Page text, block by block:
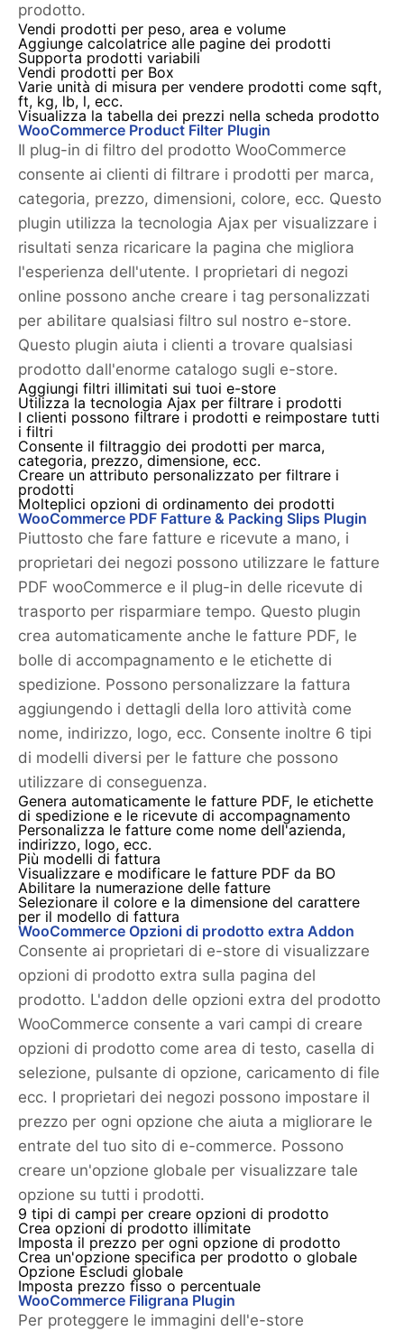
prodotto.
Vendi prodotti per peso, area e volume
Aggiunge calcolatrice alle pagine dei prodotti
Supporta prodotti variabili
Vendi prodotti per Box
Varie unità di misura per vendere prodotti come sqft,
ft, kg, lb, l, ecc.
Visualizza la tabella dei prezzi nella scheda prodotto
WooCommerce Product Filter Plugin
Il plug-in di filtro del prodotto WooCommerce
consente ai clienti di filtrare i prodotti per marca,
categoria, prezzo, dimensioni, colore, ecc. Questo
plugin utilizza la tecnologia Ajax per visualizzare i
risultati senza ricaricare la pagina che migliora
l'esperienza dell'utente. I proprietari di negozi
online possono anche creare i tag personalizzati
per abilitare qualsiasi filtro sul nostro e-store.
Questo plugin aiuta i clienti a trovare qualsiasi
prodotto dall'enorme catalogo sugli e-store.
Aggiungi filtri illimitati sui tuoi e-store
Utilizza la tecnologia Ajax per filtrare i prodotti
I clienti possono filtrare i prodotti e reimpostare tutti
i filtri
Consente il filtraggio dei prodotti per marca,
categoria, prezzo, dimensione, ecc.
Creare un attributo personalizzato per filtrare i
prodotti
Molteplici opzioni di ordinamento dei prodotti
WooCommerce PDF Fatture & Packing Slips Plugin
Piuttosto che fare fatture e ricevute a mano, i
proprietari dei negozi possono utilizzare le fatture
PDF wooCommerce e il plug-in delle ricevute di
trasporto per risparmiare tempo. Questo plugin
crea automaticamente anche le fatture PDF, le
bolle di accompagnamento e le etichette di
spedizione. Possono personalizzare la fattura
aggiungendo i dettagli della loro attività come
nome, indirizzo, logo, ecc. Consente inoltre 6 tipi
di modelli diversi per le fatture che possono
utilizzare di conseguenza.
Genera automaticamente le fatture PDF, le etichette
di spedizione e le ricevute di accompagnamento
Personalizza le fatture come nome dell'azienda,
indirizzo, logo, ecc.
Più modelli di fattura
Visualizzare e modificare le fatture PDF da BO
Abilitare la numerazione delle fatture
Selezionare il colore e la dimensione del carattere
per il modello di fattura
WooCommerce Opzioni di prodotto extra Addon
Consente ai proprietari di e-store di visualizzare
opzioni di prodotto extra sulla pagina del
prodotto. L'addon delle opzioni extra del prodotto
WooCommerce consente a vari campi di creare
opzioni di prodotto come area di testo, casella di
selezione, pulsante di opzione, caricamento di file
ecc. I proprietari dei negozi possono impostare il
prezzo per ogni opzione che aiuta a migliorare le
entrate del tuo sito di e-commerce. Possono
creare un'opzione globale per visualizzare tale
opzione su tutti i prodotti.
9 tipi di campi per creare opzioni di prodotto
Crea opzioni di prodotto illimitate
Imposta il prezzo per ogni opzione di prodotto
Crea un'opzione specifica per prodotto o globale
Opzione Escludi globale
Imposta prezzo fisso o percentuale
WooCommerce Filigrana Plugin
Per proteggere le immagini dell'e-store